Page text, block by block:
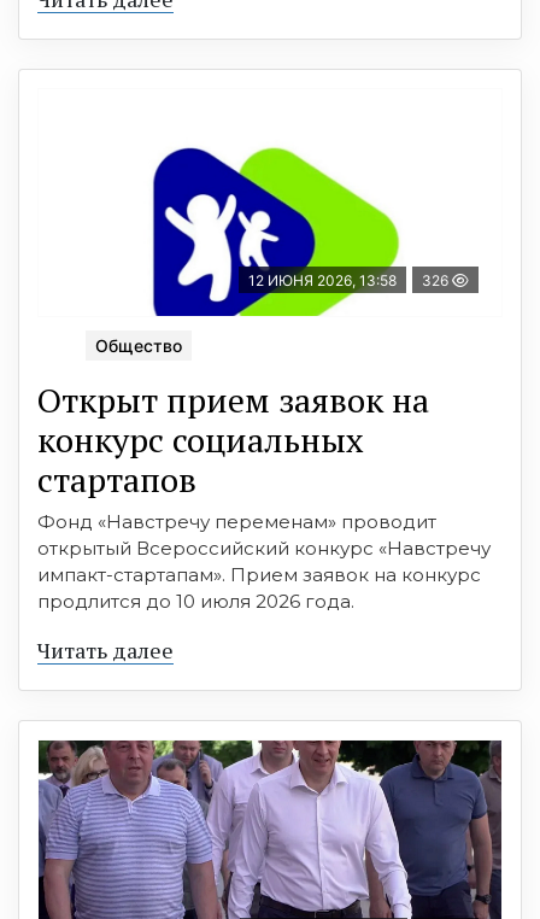
12 ИЮНЯ 2026, 13:58 326
Общество
Открыт прием заявок на
конкурс социальных
стартапов
Фонд «Навстречу переменам» проводит
открытый Всероссийский конкурс «Навстречу
импакт-стартапам». Прием заявок на конкурс
продлится до 10 июля 2026 года.
Читать далее